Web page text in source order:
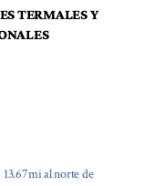
TERMALES Y
al norte de